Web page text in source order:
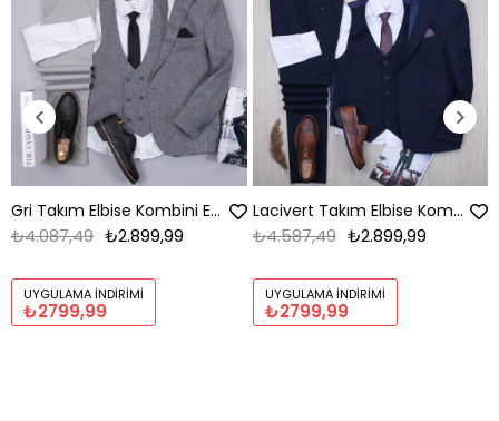
Gri Takım Elbise Kombini Erkek | Slim Fit Şık Komple Set
₺2.899,99
₺4.087,49
UYGULAMA İNDIRIMI
₺2799,99
Lacivert Takım Elbise Kombini Erkek | Slim Fit Şık Komple
₺2.899,99
₺4.587,49
UYGULAMA İNDIRIMI
₺2799,99